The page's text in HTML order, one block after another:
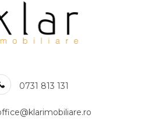
camere
Cluj-Napoca
Cluj-Napoca Marasti
Cluj-Napoca Gheorgheni
Cluj-Napoca Zorilor
Cluj-Napoca Manastur
0731 813 131